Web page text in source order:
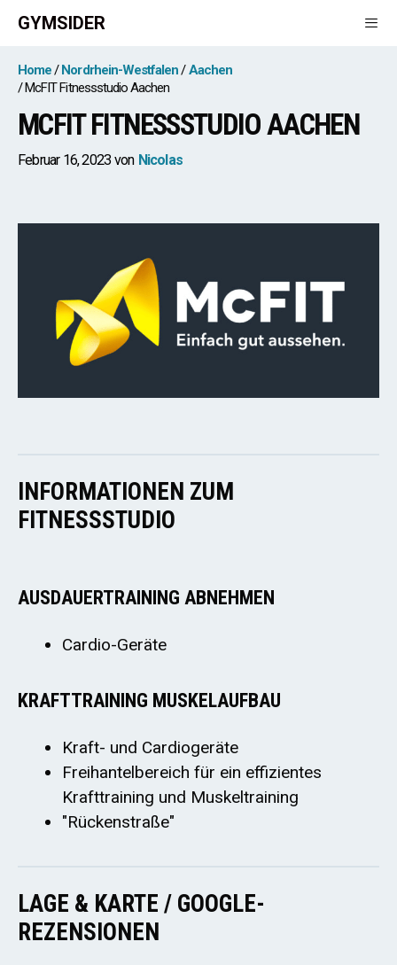
Zum
Inhalt
springen
GYMSIDER
Home Nordrhein-Westfalen
Aachen
McFIT Fitnessstudio Aachen
MCFIT FITNESSSTUDIO AACHEN
Februar 16, 2023 von Nicolas
INFORMATIONEN ZUM
FITNESSSTUDIO
AUSDAUERTRAINING ABNEHMEN
Cardio-Geräte
KRAFTTRAINING MUSKELAUFBAU
Kraft- und Cardiogeräte
Freihantelbereich für ein effizientes
Krafttraining und Muskeltraining
"Rückenstraße"
LAGE & KARTE / GOOGLE-
REZENSIONEN